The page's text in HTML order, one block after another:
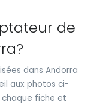
de
dans Andorra
aux photos ci-
fiche et